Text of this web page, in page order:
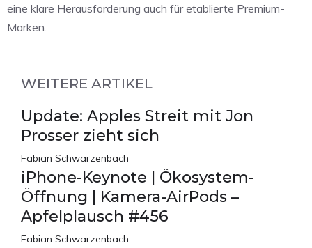
eine klare Herausforderung auch für etablierte Premium-
Marken.
WEITERE ARTIKEL
Update: Apples Streit mit Jon
Prosser zieht sich
Fabian Schwarzenbach
iPhone-Keynote | Ökosystem-
Öffnung | Kamera-AirPods –
Apfelplausch #456
Fabian Schwarzenbach